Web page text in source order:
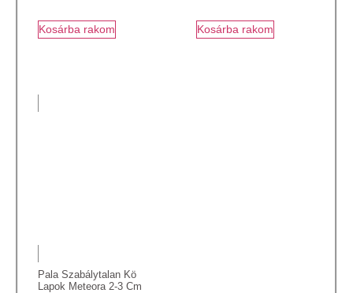
Kosárba rakom Kosárba rakom
Pala Szabálytalan Kö
Lapok Meteora 2-3 Cm